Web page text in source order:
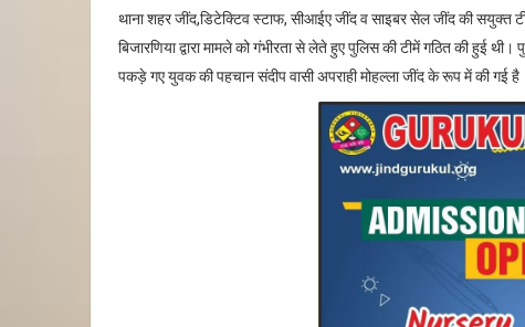
थाना शहर जींद,डिटेक्टिव स्टाफ, सीआईए जींद व साइबर सेल जींद की सयुक्त
बिजारणिया द्वारा मामले को गंभीरता से लेते हुए पुलिस की टीमें गठित की हुई
पकड़े गए युवक की पहचान संदीप वासी अपराही मोहल्ला जींद के रूप में की गई